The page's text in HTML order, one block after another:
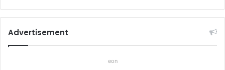
Advertisement
eon